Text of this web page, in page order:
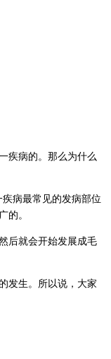
疾病的。那么为什么
病最常见的发病部位
的。
后就会开始发展成毛
发生。所以说，大家